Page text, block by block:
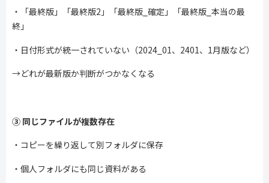
・「最終版」「最終版2 」「最終版 確定」「最終版 本当の最
終」
・日付形式が統一されていない（2024_01、 2401、 1月版など）
→どれが最新版か判断がつかなくなる
③ 同じファイルが複数存在
・コピーを繰り返して別フォルダに保存
・個人フォルダにも同じ資料がある